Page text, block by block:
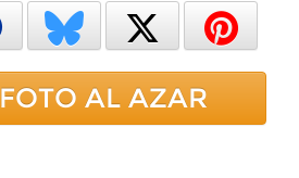
FOTO AL AZAR